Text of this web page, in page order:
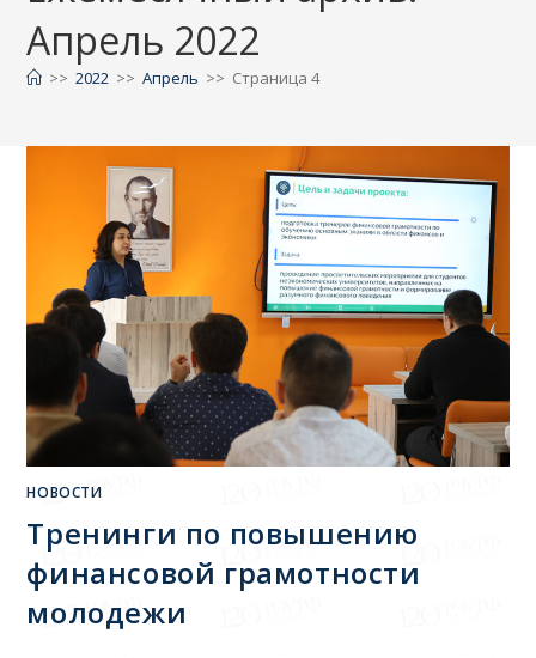
Апрель 2022
>> 2022 >> Апрель >> Страница 4
НОВОСТИ
Тренинги по повышению
финансовой грамотности
молодежи